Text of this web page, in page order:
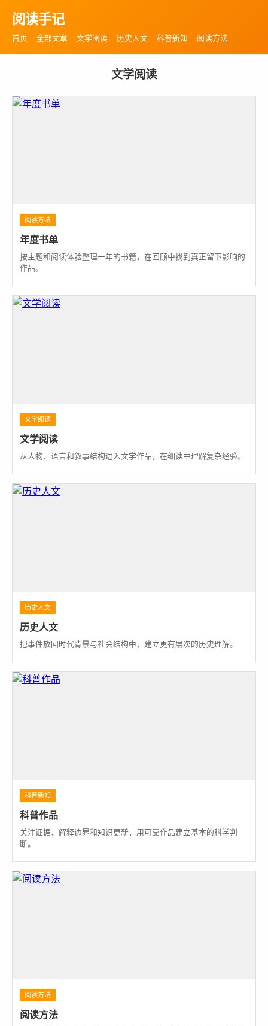
阅读手记
首页 全部文章 文学阅读 历史人文 科普新知 阅读方法
文学阅读
阅读方法
年度书单
按主题和阅读体验整理一年的书籍，在回顾中找到真正留下影响的
作品。
文学阅读
文学阅读
从人物、语言和叙事结构进入文学作品，在细读中理解复杂经验。
历史人文
历史人文
把事件放回时代背景与社会结构中，建立更有层次的历史理解。
科普新知
科普作品
关注证据、解释边界和知识更新，用可靠作品建立基本的科学判
断。
阅读方法
阅读方法